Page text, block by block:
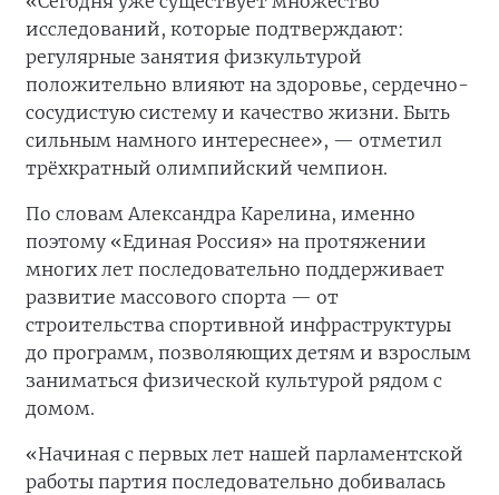
исследований, которые подтверждают:
регулярные занятия физкультурой
положительно влияют на здоровье, сердечно-
сосудистую систему и качество жизни. Быть
сильным намного интереснее», — отметил
трёхкратный олимпийский чемпион.
По словам Александра Карелина, именно
поэтому «Единая Россия» на протяжении
многих лет последовательно поддерживает
развитие массового спорта — от
строительства спортивной инфраструктуры
до программ, позволяющих детям и взрослым
заниматься физической культурой рядом с
домом.
«Начиная с первых лет нашей парламентской
работы партия последовательно добивалась